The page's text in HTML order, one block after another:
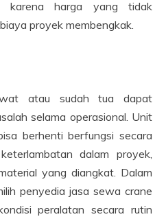
karena harga yang tidak
proyek membengkak.
atau sudah tua dapat
selama operasional. Unit
berhenti berfungsi secara
dalam proyek,
yang diangkat. Dalam
penyedia jasa sewa crane
peralatan secara rutin